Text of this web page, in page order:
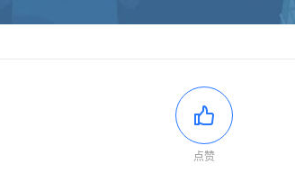
点赞